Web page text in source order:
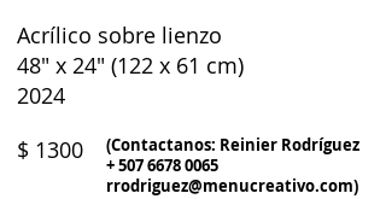
Acrílico sobre lienzo
48" x 24" (122 x 61 cm)
2024
$ 1300
(Contactanos: Reinier Rodríguez
+507 6678 0065
rrodriguez@menucreativo.com)